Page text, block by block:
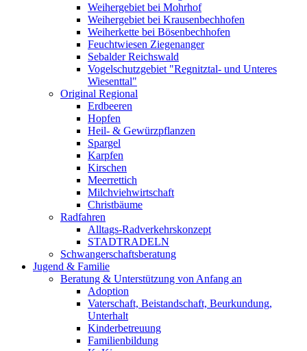
Weihergebiet bei Mohrhof
Weihergebiet bei Krausenbechhofen
Weiherkette bei Bösenbechhofen
Feuchtwiesen Ziegenanger
Sebalder Reichswald
Vogelschutzgebiet "Regnitztal- und Unteres
Wiesenttal"
Original Regional
Erdbeeren
Hopfen
Heil- & Gewürzpflanzen
Spargel
Karpfen
Kirschen
Meerrettich
Milchviehwirtschaft
Christbäume
Radfahren
Alltags-Radverkehrskonzept
STADTRADELN
Schwangerschaftsberatung
Jugend & Familie
Beratung & Unterstützung von Anfang an
Adoption
Vaterschaft, Beistandschaft, Beurkundung,
Unterhalt
Kinderbetreuung
Familienbildung